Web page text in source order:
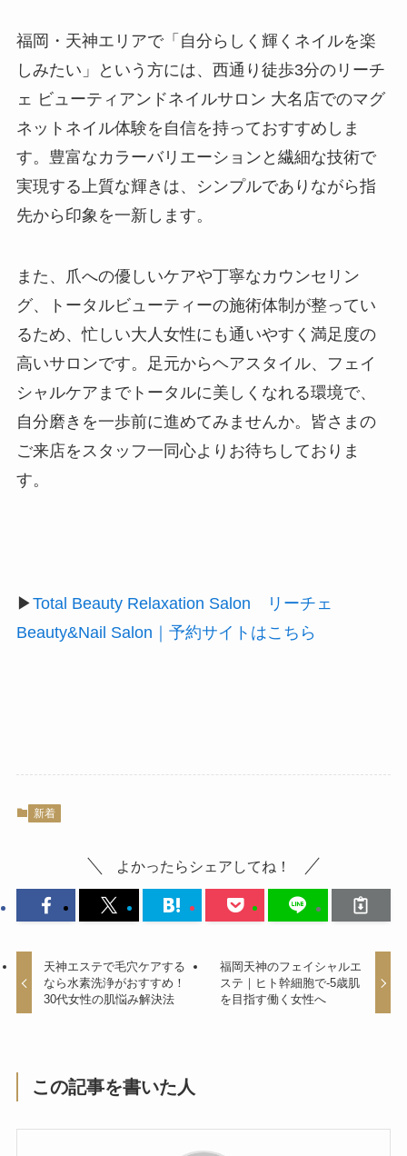
福岡・天神エリアで「自分らしく輝くネイルを楽
しみたい」という方には、西通り徒歩3分のリーチ
ェ ビューティアンドネイルサロン 大名店でのマグ
ネットネイル体験を自信を持っておすすめしま
す。豊富なカラーバリエーションと繊細な技術で
実現する上質な輝きは、シンプルでありながら指
先から印象を一新します。
また、爪への優しいケアや丁寧なカウンセリン
グ、トータルビューティーの施術体制が整ってい
るため、忙しい大人女性にも通いやすく満足度の
高いサロンです。足元からヘアスタイル、フェイ
シャルケアまでトータルに美しくなれる環境で、
自分磨きを一歩前に進めてみませんか。皆さまの
ご来店をスタッフ一同心よりお待ちしておりま
す。
▶Total Beauty Relaxation Salon リーチェ
Beauty&Nail Salon｜予約サイトはこちら
新着
よかったらシェアしてね！
天神エステで毛穴ケアする
なら水素洗浄がおすすめ！
30代女性の肌悩み解決法
福岡天神のフェイシャルエ
ステ｜ヒト幹細胞で-5歳肌
を目指す働く女性へ
この記事を書いた人